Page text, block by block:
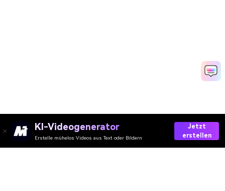
KI-Videogenerator
Erstelle mühelos Videos aus Text oder Bildern
Jetzt
erstellen